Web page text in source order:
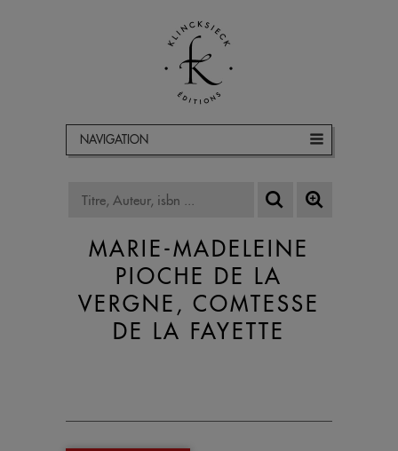
NAVIGATION
MARIE-MADELEINE
PIOCHE DE LA
VERGNE, COMTESSE
DE LA FAYETTE